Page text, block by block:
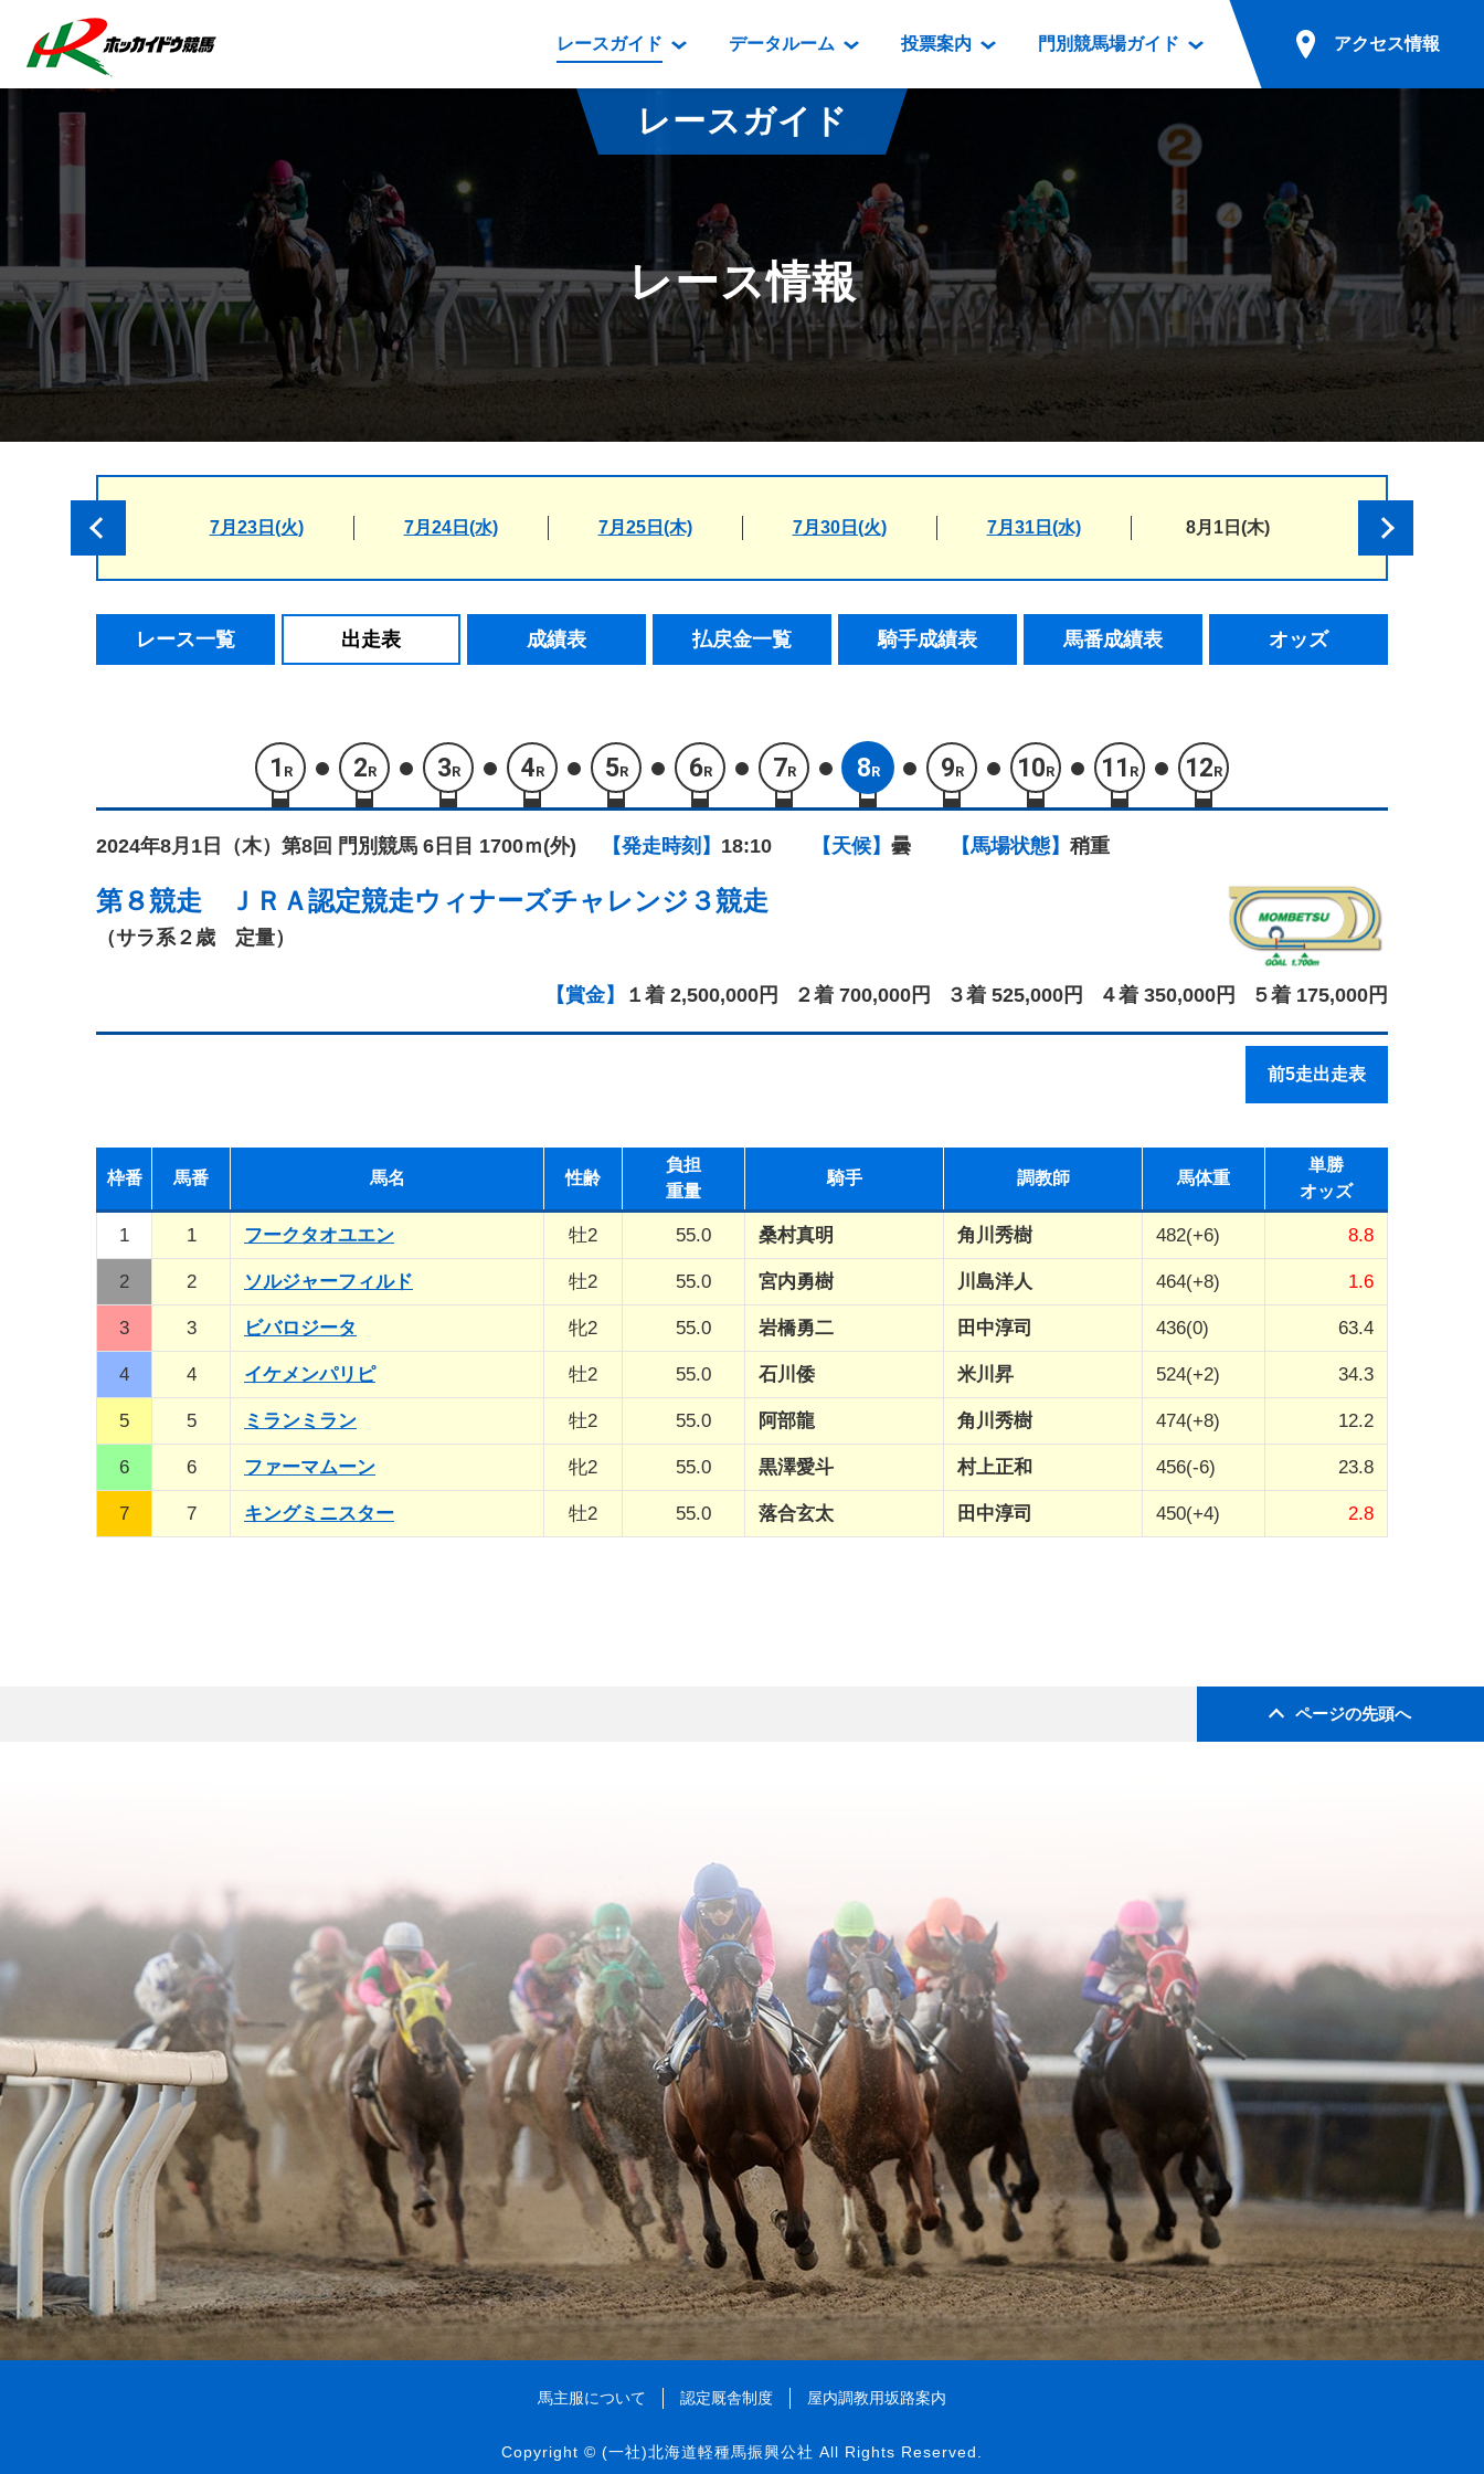
レースガイド
レース情報
払戻金一覧
騎手成績表
馬番成績表
オッズ
番組・級別表ダウンロード
開催カレンダー
重賞競走体系図
スタリオンシリーズ競走
道内の発売情報(PDF)
データルーム
データルーム
騎手・調教師紹介
坂路調教映像
遠征馬情報
番組編成要領
映像コンテンツ
重賞競走VTR
重賞競走参考VTR
レースダイジェスト
新馬ダイジェスト
投票案内
電話・インターネット投票
場外発売所
実況・テレホンサービス
発売・払戻
門別競馬場ガイド
門別競馬場情報
門別競馬場グルメ
とねっこジンギスカン
いずみ食堂
ルンビニフードカフェ
勝馬屋
アクセス情報
無料送迎バスでのご来場
公共の交通機関でのご来場
レースガイド
レース情報
7月23日(火) 7月24日(水) 7月25日(木) 7月30日(火) 7月31日(水) 8月1日(木)
レース一覧 出走表 成績表 払戻金一覧 騎手成績表 馬番成績表 オッズ
1 R 2R 3R 4R 5R 6R 7R 8R 9R 10R 11 R 12R
2024年8月1日（木） 第8回 門別競馬 6日目 1700ｍ(外) 【発走時刻】 18:10 【天候】 曇 【馬場状態】 稍重
第８競走 ＪＲＡ認定競走ウィナーズチャレンジ３競走
（サラ系２歳 定量）
【賞金】 １着 2,500,000円 ２着 700,000円 ３着 525,000円 ４着 350,000円 ５着 175,000円
前5走出走表
枠番 馬番 馬名 性齢
負担
重量
騎手 調教師 馬体重
単勝
オッズ
1 1 フークタオユエン 牡2 55.0 桑村真明 角川秀樹 482(+6) 8.8
2 2 ソルジャーフィルド 牡2 55.0 宮内勇樹 川島洋人 464(+8) 1.6
3 3 ビバロジータ 牝2 55.0 岩橋勇二 田中淳司 436(0) 63.4
4 4 イケメンパリピ 牡2 55.0 石川倭 米川昇 524(+2) 34.3
5 5 ミランミラン 牡2 55.0 阿部龍 角川秀樹 474(+8) 12.2
6 6 ファーマムーン 牝2 55.0 黒澤愛斗 村上正和 456(-6) 23.8
7 7 キングミニスター 牡2 55.0 落合玄太 田中淳司 450(+4) 2.8
ページの先頭へ
馬主服について 認定厩舎制度 屋内調教用坂路案内
Copyright © (一社)北海道軽種馬振興公社 All Rights Reserved.